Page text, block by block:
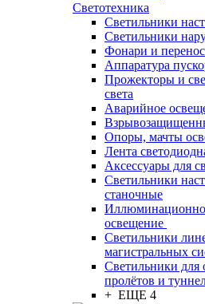
Светотехника
Светильники
Светильники
Фонари и
Аппаратура
Прожекторы и
света
Аварийное
Опоры, мачты
Лента
Аксессуары для
Светильники
станочные
освещение
Светильники
магистральных
Светильники для
пролётов и
+ ЕЩЕ 4